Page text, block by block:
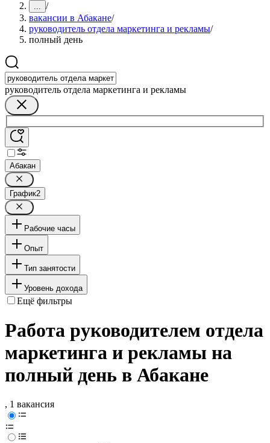
... /
вакансии в Абакане/
руководитель отдела маркетинга и рекламы/
полный день
руководитель отдела маркетинга и рекламы
Абакан
График2
Рабочие часы
Опыт
Тип занятости
Уровень дохода
Ещё фильтры
Работа руководителем отдела
маркетинга и рекламы на
полный день в Абакане
, 1 вакансия